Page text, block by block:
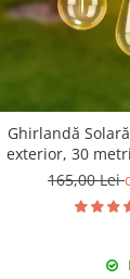
Ghirlandă
exterior, 30
165,00 Lei